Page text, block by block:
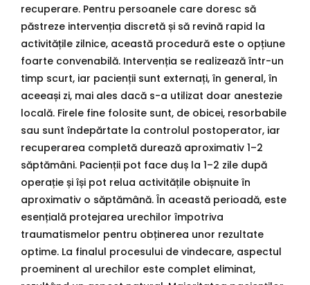
recuperare. Pentru persoanele care doresc să
păstreze intervenția discretă și să revină rapid la
activitățile zilnice, această procedură este o opțiune
foarte convenabilă. Intervenția se realizează într-un
timp scurt, iar pacienții sunt externați, în general, în
aceeași zi, mai ales dacă s-a utilizat doar anestezie
locală. Firele fine folosite sunt, de obicei, resorbabile
sau sunt îndepărtate la controlul postoperator, iar
recuperarea completă durează aproximativ 1–2
săptămâni. Pacienții pot face duș la 1–2 zile după
operație și își pot relua activitățile obișnuite în
aproximativ o săptămână. În această perioadă, este
esențială protejarea urechilor împotriva
traumatismelor pentru obținerea unor rezultate
optime. La finalul procesului de vindecare, aspectul
proeminent al urechilor este complet eliminat,